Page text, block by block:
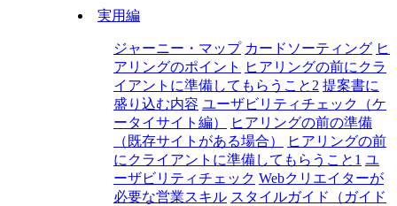
実用編
ジャーニー・マップ カードソーティング ヒ
アリングのポイント
ヒアリングの前にクラ
イアントに準備してもらうこと2 提案書に
盛り込む内容 ユーザビリティチェック（ケ
ータイサイト編）
ヒアリングの前の準備
（既存サイトがある場合）
ヒアリングの前
にクライアントに準備してもらうこと1 ユ
ーザビリティチェック Webクリエイターが
必要な営業スキル スタイルガイド（ガイド